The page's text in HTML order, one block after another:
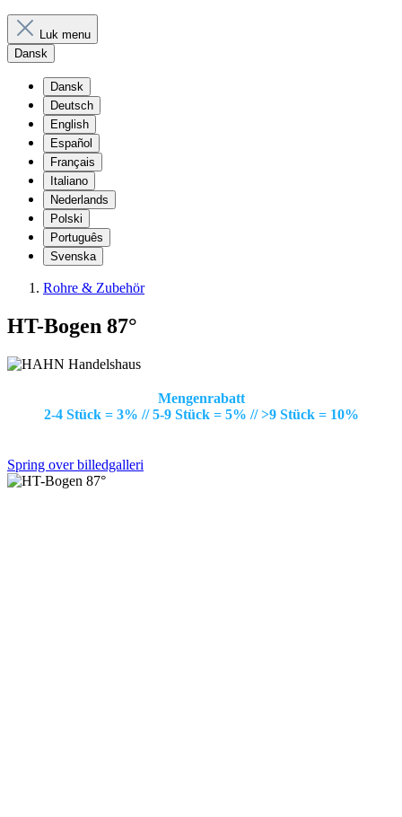
Luk menu
Dansk
Dansk
Deutsch
English
Español
Français
Italiano
Nederlands
Polski
Português
Svenska
Rohre & Zubehör
HT-Bogen 87°
Mengenrabatt
2-4 Stück = 3% // 5-9 Stück = 5% // >9 Stück = 10%
Spring over billedgalleri